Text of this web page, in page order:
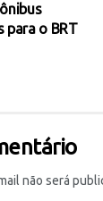
para o BRT
não será